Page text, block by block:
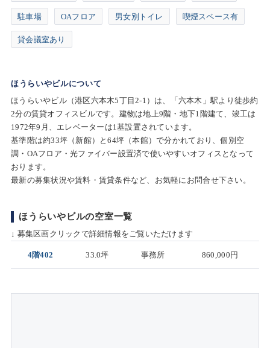
駐車場 OAフロア 男女別トイレ 喫煙スペース有
貸会議室あり
ほうらいやビルについて
ほうらいやビル（港区六本木5丁目2-1）は、「六本木」駅より徒歩約
2分の賃貸オフィスビルです。建物は地上9階・地下1階建て、竣工は
1972年9月、エレベーターは1基設置されています。
基準階は約33坪（新館）と64坪（本館）で分かれており、個別空
調・OAフロア・光ファイバー設置済で使いやすいオフィスとなって
おります。
最新の募集状況や賃料・賃貸条件など、お気軽にお問合せ下さい。
ほうらいやビルの空室一覧
↓ 募集区画クリックで詳細情報をご覧いただけます
4階402 33.0坪 事務所 860,000円